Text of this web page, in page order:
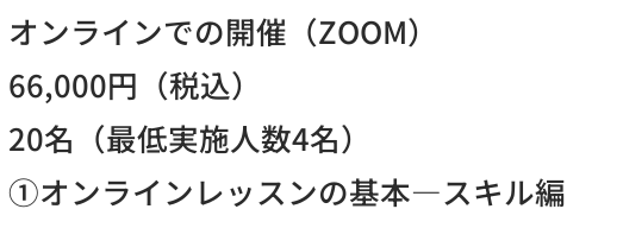
オンラインでの開催（ZOOM）
66,000円（税込）
20名（最低実施人数4名）
①オンラインレッスンの基本―スキル編